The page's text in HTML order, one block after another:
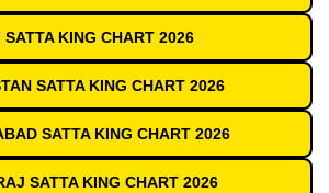
SATTA KING CHART 2026
SATTA KING CHART 2026
SATTA KING CHART 2026
SATTA KING CHART 2026